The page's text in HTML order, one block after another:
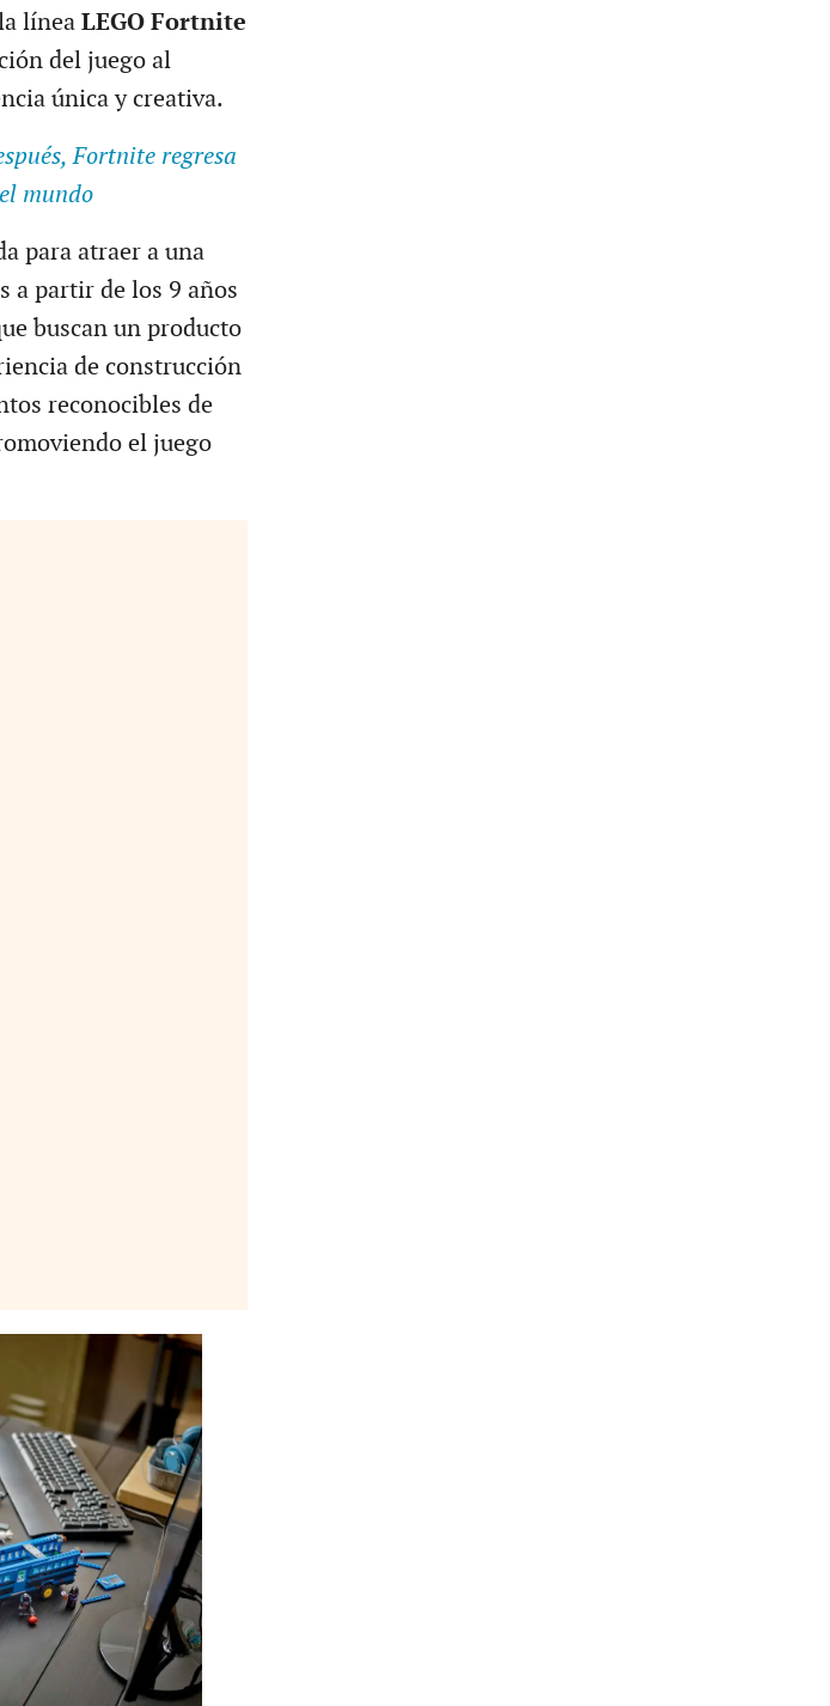
línea LEGO Fortnite
del juego al
única y creativa.
Fortnite regresa
mundo
para atraer a una
a partir de los 9 años
buscan un producto
de construcción
reconocibles de
el juego